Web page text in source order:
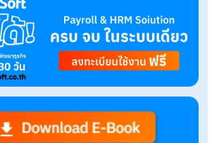
ฮวงจุ้ยโต๊ะทำงาน
าจสนใจ
Growth Mindset ในการทํางานเพื่อคนยุคใหม่ ทำง
มีความสุข